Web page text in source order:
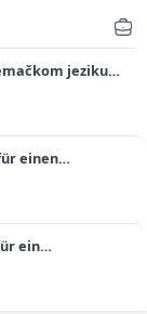
jeziku
einen
ein